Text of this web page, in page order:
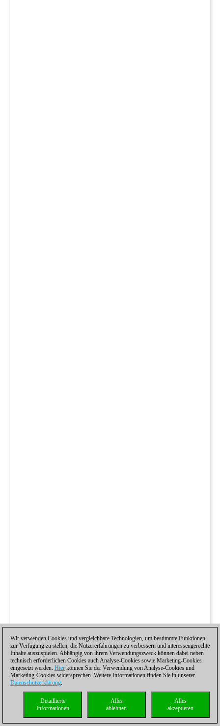
Wir verwenden Cookies und vergleichbare Technologien, um bestimmte Funktionen
zur Verfügung zu stellen, die Nutzererfahrungen zu verbessern und interessengerechte
Inhalte auszuspielen. Abhängig von ihrem Verwendungszweck können dabei neben
technisch erforderlichen Cookies auch Analyse-Cookies sowie Marketing-Cookies
eingesetzt werden. Hier können Sie der Verwendung von Analyse-Cookies und
Marketing-Cookies widersprechen. Weitere Informationen finden Sie in unserer
Datenschutzerklärung.
Alles
akzeptieren
Alles
ablehnen
Detaillierte
Informationen